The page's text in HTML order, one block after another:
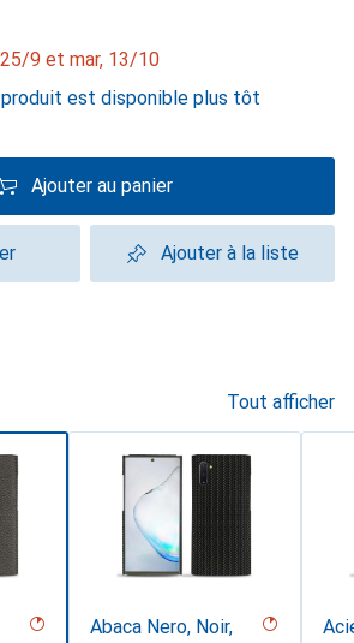
25/9 et mar, 13/10
est disponible plus tôt
Ajouter au panier
Ajouter à la liste
Tout afficher
Abaca Nero, Noir,